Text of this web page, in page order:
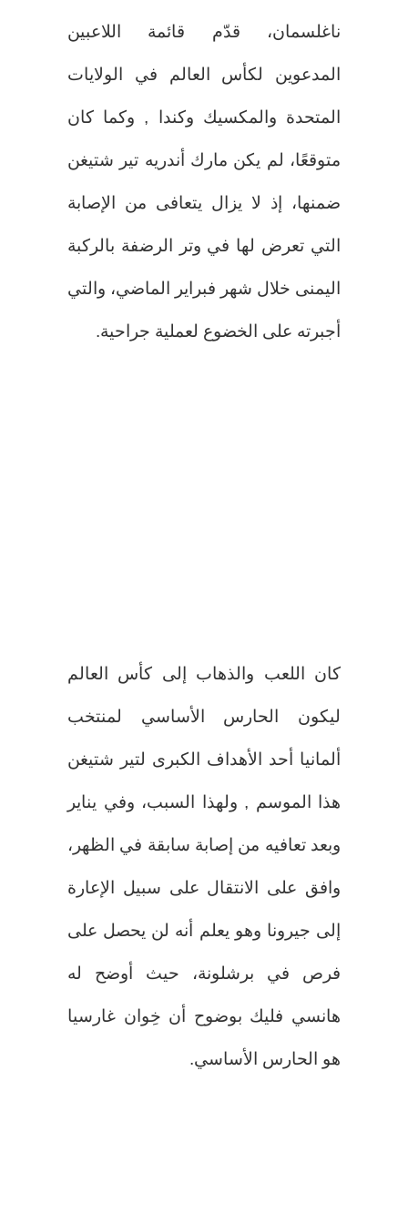
ناغلسمان، قدّم قائمة اللاعبين
المدعوين لكأس العالم في الولايات
المتحدة والمكسيك وكندا , وكما كان
متوقعًا، لم يكن مارك أندريه تير شتيغن
ضمنها، إذ لا يزال يتعافى من الإصابة
التي تعرض لها في وتر الرضفة بالركبة
اليمنى خلال شهر فبراير الماضي، والتي
أجبرته على الخضوع لعملية جراحية.
كان اللعب والذهاب إلى كأس العالم
ليكون الحارس الأساسي لمنتخب
ألمانيا أحد الأهداف الكبرى لتير شتيغن
هذا الموسم , ولهذا السبب، وفي يناير
وبعد تعافيه من إصابة سابقة في الظهر،
وافق على الانتقال على سبيل الإعارة
إلى جيرونا وهو يعلم أنه لن يحصل على
فرص في برشلونة، حيث أوضح له
هانسي فليك بوضوح أن خِوان غارسيا
هو الحارس الأساسي.